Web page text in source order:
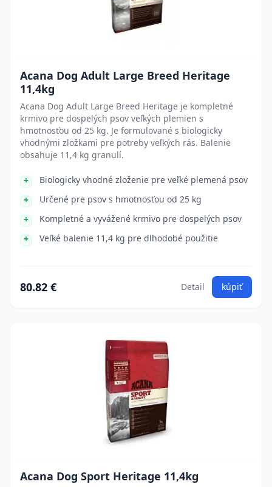
Acana Dog Adult Large Breed Heritage
11,4kg
Acana Dog Adult Large Breed Heritage je kompletné
krmivo pre dospelých psov veľkých plemien s
hmotnosťou od 25 kg. Je formulované s biologicky
vhodnými zložkami pre potreby veľkých rás. Balenie
obsahuje 11,4 kg granulí.
Biologicky vhodné zloženie pre veľké plemená psov
Určené pre psov s hmotnosťou od 25 kg
Kompletné a vyvážené krmivo pre dospelých psov
Veľké balenie 11,4 kg pre dlhodobé použitie
80.82 € Detail kúpiť
Acana Dog Sport Heritage 11,4kg